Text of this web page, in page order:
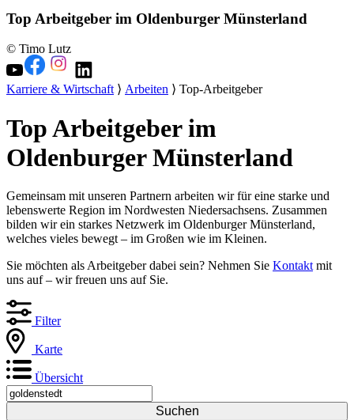
Top Arbeitgeber im Oldenburger Münsterland
© Timo Lutz
Karriere & Wirtschaft⟩ Arbeiten ⟩ Top-Arbeitgeber
Top Arbeitgeber im
Oldenburger Münsterland
Gemeinsam mit unseren Partnern arbeiten wir für eine starke und
lebenswerte Region im Nordwesten Niedersachsens. Zusammen
bilden wir ein starkes Netzwerk im Oldenburger Münsterland,
welches vieles bewegt – im Großen wie im Kleinen.
Sie möchten als Arbeitgeber dabei sein? Nehmen Sie Kontakt mit
uns auf – wir freuen uns auf Sie.
Filter
Karte
Übersicht